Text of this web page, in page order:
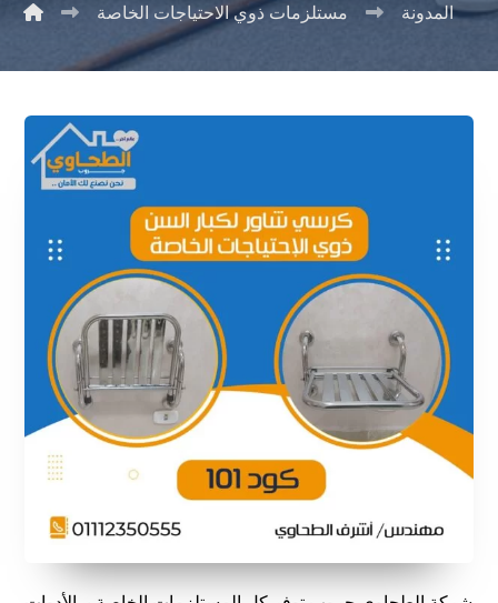
المدونة مستلزمات ذوي الاحتياجات الخاصة